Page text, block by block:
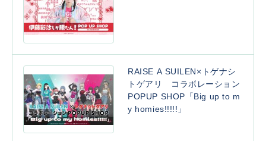
RAISE A SUILEN×トゲナシ
トゲアリ コラボレーション
POPUP SHOP「Big up to m
y homies!!!!!」